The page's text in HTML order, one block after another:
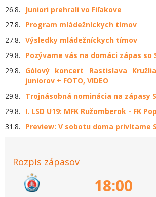
26.8.
Juniori prehrali vo Fiľakove
27.8.
Program mládežníckych tímov
27.8. Výsledky mládežníckych tímov
29.8.
Pozývame vás na domáci zápas so
29.8.
Gólový koncert Rastislava
juniorov + FOTO, VIDEO
29.8.
Trojnásobná nominácia na zápasy
29.8.
I. LSD U19: MFK Ružomberok - FK
31.8.
Preview: V sobotu doma privítame
Rozpis zápasov
18:00